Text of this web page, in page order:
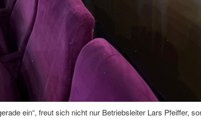
ein“, freut sich nicht nur Betriebsleiter Lars Pfeiffer,